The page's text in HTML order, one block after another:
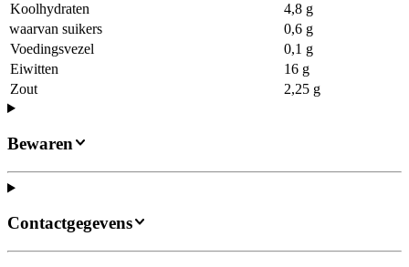
Koolhydraten
4,8 g
waarvan suikers
0,6 g
Voedingsvezel
0,1 g
Eiwitten
16 g
Zout
2,25 g
Bewaren
Contactgegevens